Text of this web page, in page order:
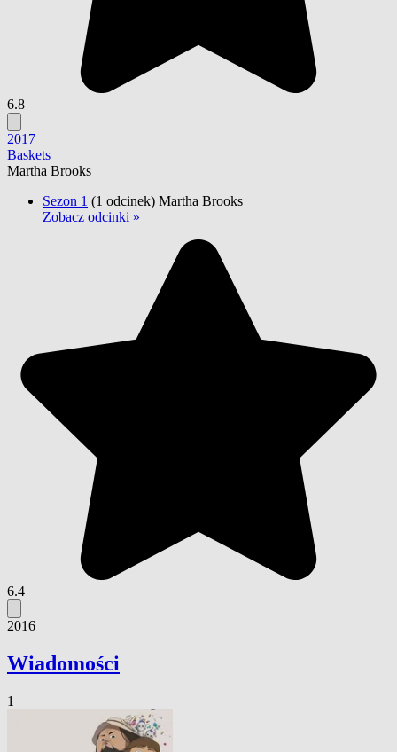
6.8
2017
Baskets
Martha Brooks
Sezon 1 (1 odcinek) Martha Brooks
Zobacz odcinki »
6.4
2016
Wiadomości
1